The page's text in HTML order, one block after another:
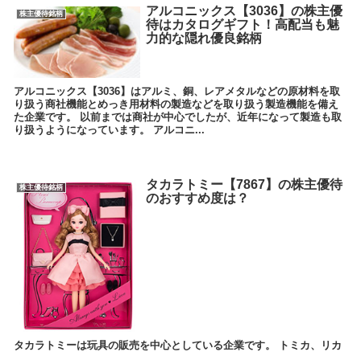
株主優待銘柄
アルコニックス【3036】の株主優
待はカタログギフト！高配当も魅
力的な隠れ優良銘柄
アルコニックス【3036】はアルミ、銅、レアメタルなどの原材料を取
り扱う商社機能とめっき用材料の製造などを取り扱う製造機能を備え
た企業です。 以前までは商社が中心でしたが、近年になって製造も取
り扱うようになっています。 アルコニ...
株主優待銘柄
タカラトミー【7867】の株主優待
のおすすめ度は？
タカラトミーは玩具の販売を中心としている企業です。 トミカ、リカ